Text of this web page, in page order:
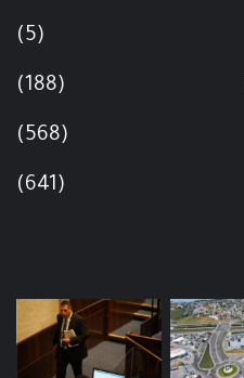
(5)
(188)
(568)
(641)